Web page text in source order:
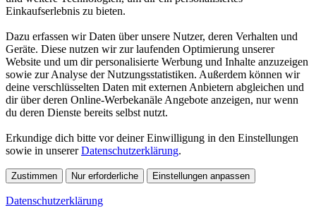
Einkaufserlebnis zu bieten.
Dazu erfassen wir Daten über unsere Nutzer, deren Verhalten und
Geräte. Diese nutzen wir zur laufenden Optimierung unserer
Website und um dir personalisierte Werbung und Inhalte anzuzeigen
sowie zur Analyse der Nutzungsstatistiken. Außerdem können wir
deine verschlüsselten Daten mit externen Anbietern abgleichen und
dir über deren Online-Werbekanäle Angebote anzeigen, nur wenn
du deren Dienste bereits selbst nutzt.
Erkundige dich bitte vor deiner Einwilligung in den Einstellungen
sowie in unsererDatenschutzerklärung.
Zustimmen Nur erforderliche Einstellungen anpassen
Datenschutzerklärung